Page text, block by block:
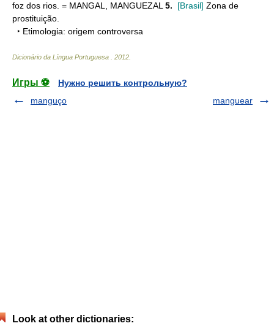
foz dos rios. = MANGAL, MANGUEZAL 5. [Brasil] Zona de
prostituição.
‣ Etimologia: origem controversa
Dicionário da Língua Portuguesa 2012
Игры ⚽
Нужно решить контрольную?
manguço
manguear
Look at other dictionaries: